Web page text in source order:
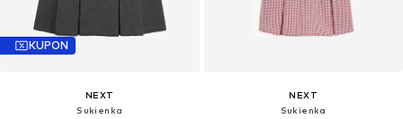
KUPON
NEXT
Sukienka
NEXT
Sukienka